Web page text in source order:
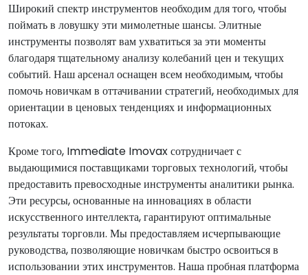
Широкий спектр инструментов необходим для того, чтобы
поймать в ловушку эти мимолетные шансы. Элитные
инструменты позволят вам ухватиться за эти моменты
благодаря тщательному анализу колебаний цен и текущих
событий. Наш арсенал оснащен всем необходимым, чтобы
помочь новичкам в оттачивании стратегий, необходимых для
ориентации в ценовых тенденциях и информационных
потоках.
Кроме того, Immediate Imovax сотрудничает с
выдающимися поставщиками торговых технологий, чтобы
предоставить превосходные инструменты аналитики рынка.
Эти ресурсы, основанные на инновациях в области
искусственного интеллекта, гарантируют оптимальные
результаты торговли. Мы предоставляем исчерпывающие
руководства, позволяющие новичкам быстро освоиться в
использовании этих инструментов. Наша пробная платформа